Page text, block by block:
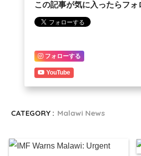
この記事が気に入ったらフォ
フォローする
YouTube
CATEGORY : Malawi News